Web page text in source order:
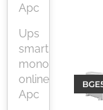
Apc
Ups
smart
monofásicas
online
Apc